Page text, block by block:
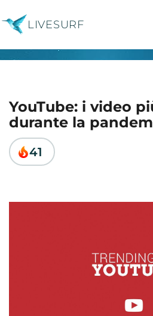
LIVESURF
YouTube: i video
durante la
41